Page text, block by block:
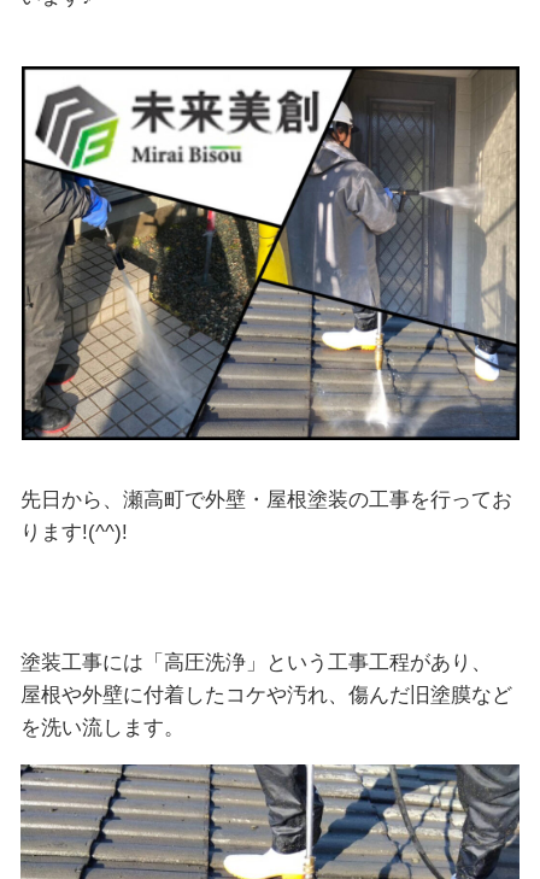
先日から、瀬高町で外壁・屋根塗装の工事を行ってお
ります!(^^)!
塗装工事には「高圧洗浄」という工事工程があり、
屋根や外壁に付着したコケや汚れ、傷んだ旧塗膜など
を洗い流します。